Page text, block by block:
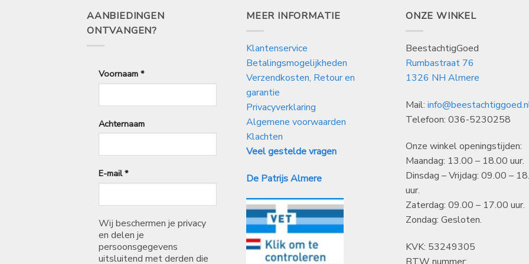
AANBIEDINGEN
ONTVANGEN?
Voornaam *
Achternaam
E-mail*
Wij beschermen je privacy
en delen je
persoonsgegevens
uitsluitend met derden die
MEER INFORMATIE
Klantenservice
Betalingsmogelijkheden
Verzendkosten, Retour en
garantie
Privacyverklaring
Algemene voorwaarden
Klachten
Veel gestelde vragen
De Patrijs Almere
ONZE WINKEL
BeestachtigGoed
Rumbastraat 76
1326 NH Almere
Mail:
Telefoon: 036-5230258
Onze winkel openingstijden:
Maandag: 13.00 – 18.00 uur.
Dinsdag – Vrijdag: 09.00 –
uur.
Zaterdag: 09.00 – 17.00 uur.
Zondag: Gesloten.
KVK: 53249305